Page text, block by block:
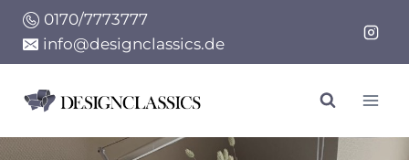
Zum
Inhalt
springen
0170/7773777
info@designclassics.de